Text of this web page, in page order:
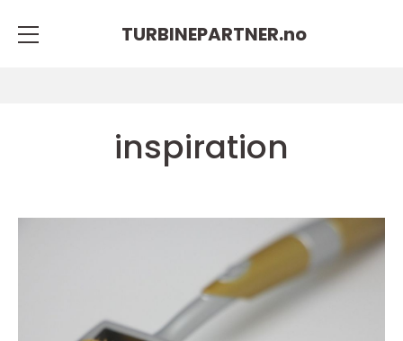
TURBINEPARTNER.no
inspiration